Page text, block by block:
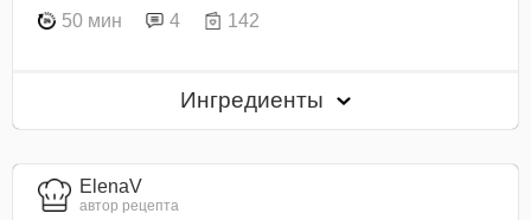
50 мин 4 142
Ингредиенты
ElenaV
автор рецепта